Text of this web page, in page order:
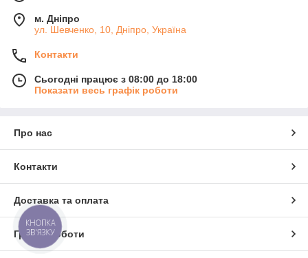
м. Дніпро
ул. Шевченко, 10, Дніпро, Україна
Контакти
Сьогодні працює з 08:00 до 18:00
Показати весь графік роботи
Про нас
Контакти
Доставка та оплата
Графік роботи
КНОПКА
ЗВ'ЯЗКУ